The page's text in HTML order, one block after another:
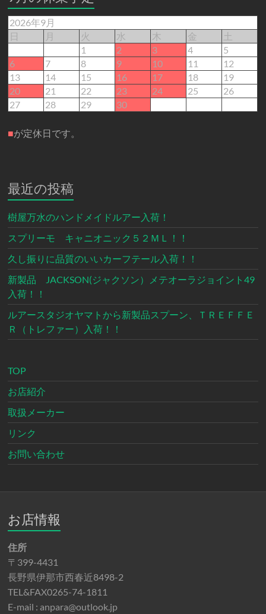
2026年9月
日
月 火 水 木 金
土
1
2 3 4
5
6
7 8 9 10 11
12
13
14 15 16 17 18
19
20
21 22 23 24 25
26
27
28 29 30
■が定休日です。
最近の投稿
樹屋万水のハンドメイドルアー入荷！
スプリーモ キャニオニック５２ＭＬ！！
久し振りに品質のいいカーフテール入荷！！
新製品 JACKSON(ジャクソン）メテオーラジョイント49
入荷！！
ルアースタジオヤマトから新製品スプーン、ＴＲＥＦＦＥ
Ｒ（トレファー）入荷！！
TOP
お店紹介
取扱メーカー
リンク
お問い合わせ
お店情報
住所
〒399-4431
長野県伊那市西春近8498-2
TEL&FAX0265-74-1811
E-mail : anpara@outlook.jp